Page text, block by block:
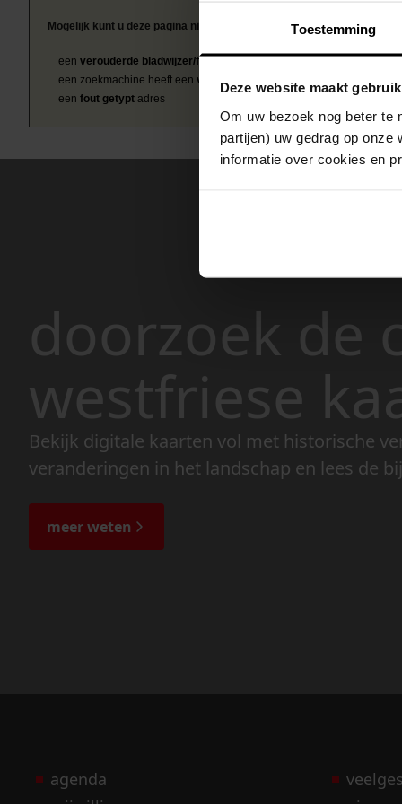
Toestemming
Deze website maakt
Om uw bezoek nog beter te
partijen) uw gedrag op
informatie over cookies en
Mogelijk kunt u deze pagina niet bezoeken door:
een verouderde bladwijzer/favoriet
een zoekmachine heeft een verouderde lijst van de website
een fout getypt adres
doorzoek de
westfriese
Bekijk digitale kaarten vol met historische
veranderingen in het landschap en lees de
meer weten
agenda